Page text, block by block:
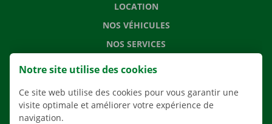
LOCATION
NOS VÉHICULES
NOS SERVICES
AGENCES
SOLUTIONS DE DÉMÉNAGEMENT
Notre site utilise des cookies
Ce site web utilise des cookies pour vous garantir une
visite optimale et améliorer votre expérience de
navigation.